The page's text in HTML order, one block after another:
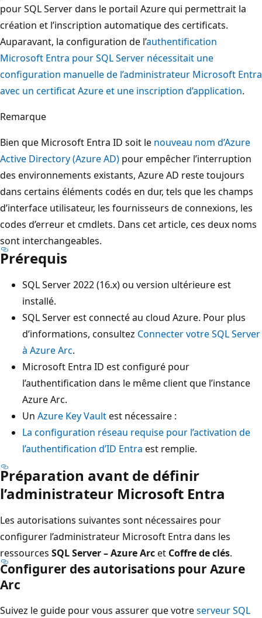
pour SQL Server dans le portail Azure qui permettrait la
création et l’inscription automatique des certificats.
Auparavant, la configuration de l’authentification
Microsoft Entra pour SQL Server nécessitait une
configuration manuelle de l’administrateur Microsoft Entra
avec un certificat Azure et une inscription d’application.
Remarque
Bien que Microsoft Entra ID soit le nouveau nom d’Azure
Active Directory (Azure AD) pour empêcher l’interruption
des environnements existants, Azure AD reste toujours
dans certains éléments codés en dur, tels que les champs
d’interface utilisateur, les fournisseurs de connexions, les
codes d’erreur et cmdlets. Dans cet article, ces deux noms
sont interchangeables.
Prérequis
SQL Server 2022 (16.x) ou version ultérieure est
installé.
SQL Server est connecté au cloud Azure. Pour plus
d’informations, consultez Connecter votre SQL Server
à Azure Arc.
Microsoft Entra ID est configuré pour
l’authentification dans le même client que l’instance
Azure Arc.
Un Azure Key Vaultest nécessaire :
La configuration réseau requise pour l’activation de
l’authentification d’ID Entra est remplie.
Préparation avant de définir
l’administrateur Microsoft Entra
Les autorisations suivantes sont nécessaires pour
configurer l’administrateur Microsoft Entra dans les
ressources SQL Server – Azure Arcet Coffre de clés.
Configurer des autorisations pour Azure
Arc
Suivez le guide pour vous assurer que votreserveur SQL